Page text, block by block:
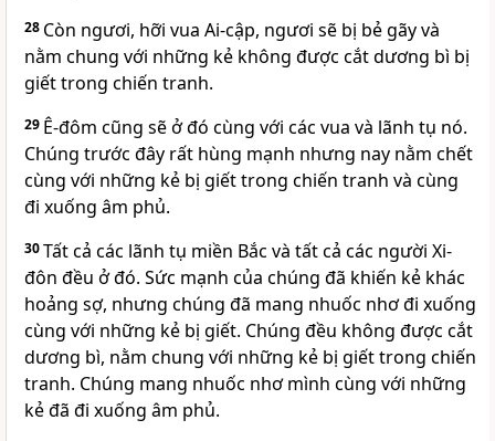
28 Còn ngươi, hỡi vua Ai-cập, ngươi sẽ bị bẻ gãy và
nằm chung với những kẻ không được cắt dương bì bị
giết trong chiến tranh.
29 Ê-đôm cũng sẽ ở đó cùng với các vua và lãnh tụ nó.
Chúng trước đây rất hùng mạnh nhưng nay nằm chết
cùng với những kẻ bị giết trong chiến tranh và cùng
đi xuống âm phủ.
30Tất cả các lãnh tụ miền Bắc và tất cả các người Xi-
đôn đều ở đó. Sức mạnh của chúng đã khiến kẻ khác
hoảng sợ, nhưng chúng đã mang nhuốc nhơ đi xuống
cùng với những kẻ bị giết. Chúng đều không được cắt
dương bì, nằm chung với những kẻ bị giết trong chiến
tranh. Chúng mang nhuốc nhơ mình cùng với những
kẻ đã đi xuống âm phủ.